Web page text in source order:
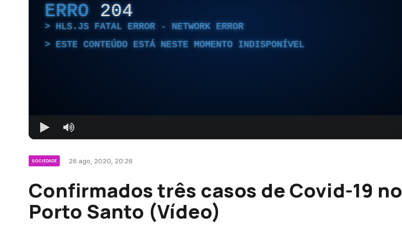
ERRO 204
HLS.JS FATAL ERROR - NETWORK ERROR
ESTE CONTEÚDO ESTÁ NESTE MOMENTO INDISPONÍVEL
SOCIEDADE 26 ago, 2020, 20:26
Confirmados três casos de Covid-19 no
Porto Santo (Vídeo)